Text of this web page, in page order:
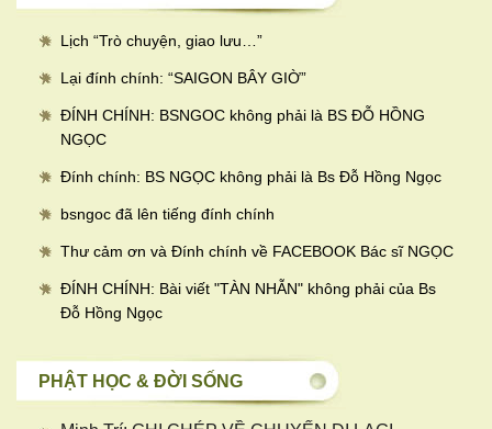
Lịch “Trò chuyện, giao lưu… ”
Lại đính chính: “SAIGON BÂY GIỜ”
ĐÍNH CHÍNH: BSNGOC không phải là BS ĐỖ HỒNG
NGỌC
Đính chính: BS NGỌC không phải là Bs Đỗ Hồng Ngọc
bsngoc đã lên tiếng đính chính
Thư cảm ơn và Đính chính về FACEBOOK Bác sĩ NGỌC
ĐÍNH CHÍNH: Bài viết "TÀN NHẪN" không phải của Bs
Đỗ Hồng Ngọc
PHẬT HỌC & ĐỜI SỐNG